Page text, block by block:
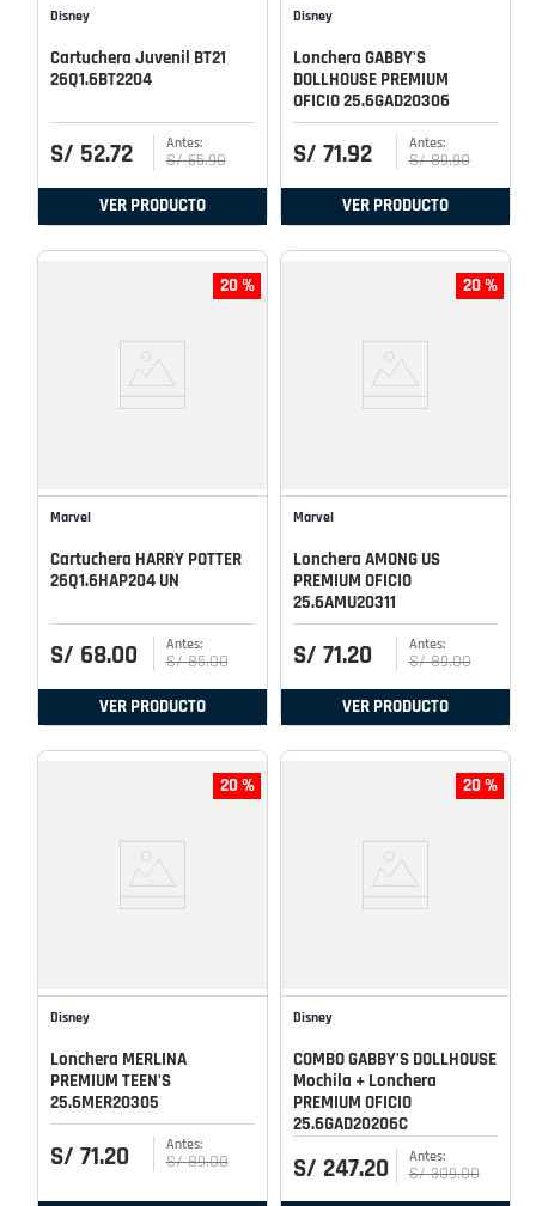
Disney
Cartuchera Juvenil BT21
26Q1.6BT2204
S/ 52.72 S/ 65.90
VER PRODUCTO
Disney
Lonchera GABBY'S
DOLLHOUSE PREMIUM
OFICIO 25.6GAD20306
S/ 71.92 S/ 89.90
VER PRODUCTO
20 %
Marvel
Cartuchera HARRY POTTER
26Q1.6HAP204 UN
S/ 68.00 S/ 85.00
VER PRODUCTO
20 %
Marvel
Lonchera AMONG US
PREMIUM OFICIO
25.6AMU20311
S/ 71.20 S/ 89.00
VER PRODUCTO
20 %
Disney
Lonchera MERLINA
PREMIUM TEEN'S
25.6MER20305
S/ 71.20 S/ 89.00
20 %
Disney
COMBO GABBY'S DOLLHOUSE
Mochila + Lonchera
PREMIUM OFICIO
25.6GAD20206C
S/ 247.20 S/ 309.00